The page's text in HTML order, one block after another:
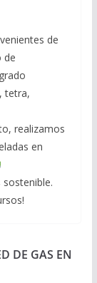
de
de
tetra,
realizamos
en
DE GAS EN